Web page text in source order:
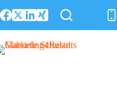
to